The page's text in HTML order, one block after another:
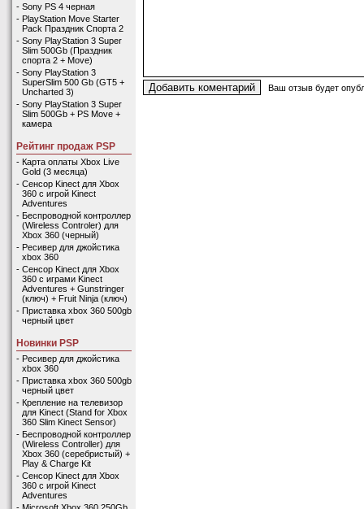
- Sony PS 4 черная
- PlayStation Move Starter
Pack Праздник Спорта 2
- Sony PlayStation 3 Super
Slim 500Gb (Праздник
спорта 2 + Move)
- Sony PlayStation 3
SuperSlim 500 Gb (GT5 +
Uncharted 3)
- Sony PlayStation 3 Super
Slim 500Gb + PS Move +
камера
Рейтинг продаж PSP
- Карта оплаты Xbox Live
Gold (3 месяца)
- Сенсор Kinect для Xbox
360 с игрой Kinect
Adventures
- Беспроводной контроллер
(Wireless Controler) для
Xbox 360 (черный)
- Ресивер для джойстика
xbox 360
- Сенсор Kinect для Xbox
360 с играми Kinect
Adventures + Gunstringer
(ключ) + Fruit Ninja (ключ)
- Приставка xbox 360 500gb
черный цвет
Новинки PSP
- Ресивер для джойстика
xbox 360
- Приставка xbox 360 500gb
черный цвет
- Крепление на телевизор
для Kinect (Stand for Xbox
360 Slim Kinect Sensor)
- Беспроводной контроллер
(Wireless Controller) для
Xbox 360 (серебристый) +
Play & Charge Kit
- Сенсор Kinect для Xbox
360 с игрой Kinect
Adventures
Ваш отзыв будет